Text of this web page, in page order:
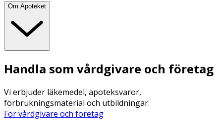
Om Apoteket
Handla som vårdgivare och företag
Vi erbjuder läkemedel, apoteksvaror,
förbrukningsmaterial och utbildningar.
För vårdgivare och företag